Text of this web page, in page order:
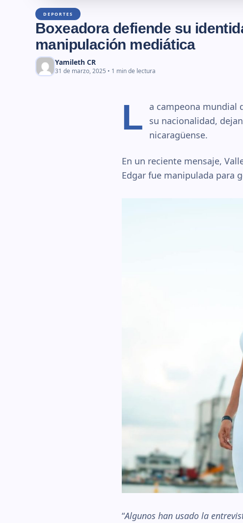
DEPORTES
Boxeadora defiende su
manipulación mediática
Yamileth CR
31 de marzo, 2025 • 1 min de lectura
L
a campeona mundial
su nacionalidad,
nicaragüense.
En un reciente mensaje,
Edgar fue manipulada para
“Algunos han usado la